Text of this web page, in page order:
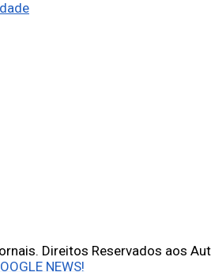
Direitos Reservados aos
NEWS!